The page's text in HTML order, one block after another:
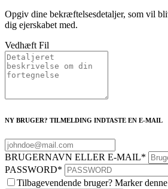
Opgiv dine bekræftelsesdetaljer, som vil
dig ejerskabet med.
Vedhæft Fil
NY BRUGER? TILMELDING INDTASTE EN E-MAIL
BRUGERNAVN ELLER E-MAIL*
PASSWORD*
Tilbagevendende bruger? Marker